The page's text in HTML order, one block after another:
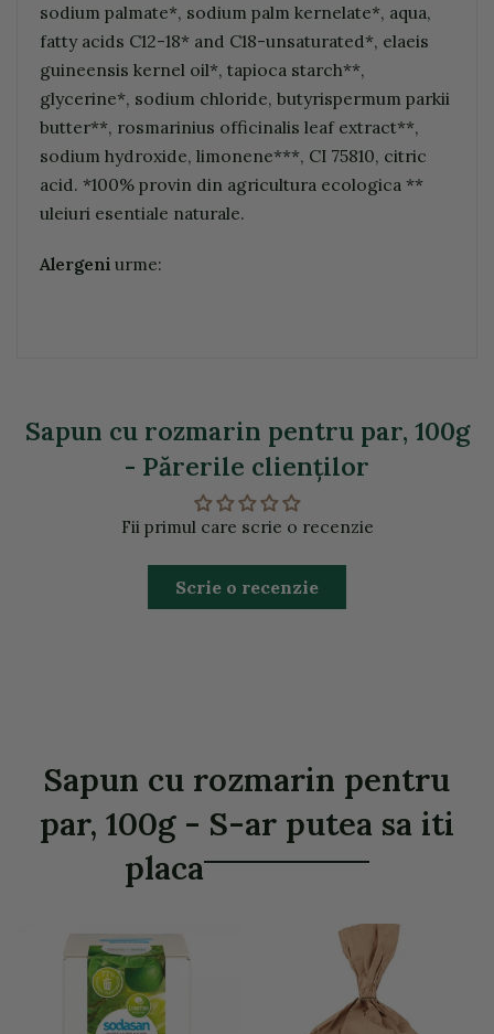
sodium palmate*, sodium palm kernelate*, aqua,
fatty acids C12-18* and C18-unsaturated*, elaeis
guineensis kernel oil*, tapioca starch**,
glycerine*, sodium chloride, butyrispermum parkii
butter**, rosmarinius officinalis leaf extract**,
sodium hydroxide, limonene***, CI 75810, citric
acid. *100% provin din agricultura ecologica **
uleiuri esentiale naturale.
Alergeni urme:
Sapun cu rozmarin pentru par, 100g
- Părerile clienţilor
Fii primul care scrie o recenzie
Scrie o recenzie
Sapun cu rozmarin pentru
par, 100g - S-ar putea sa iti
placa